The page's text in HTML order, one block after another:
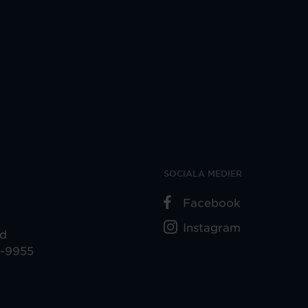
9955
SOCIALA MEDIER
Facebook
Instagram